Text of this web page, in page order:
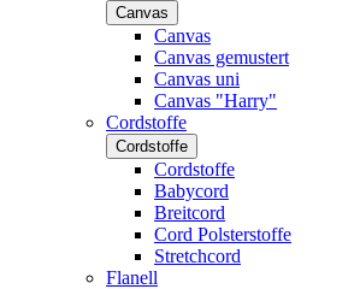
Canvas
Canvas
Canvas gemustert
Canvas uni
Canvas "Harry"
Cordstoffe
Cordstoffe
Cordstoffe
Babycord
Breitcord
Cord Polsterstoffe
Stretchcord
Flanell